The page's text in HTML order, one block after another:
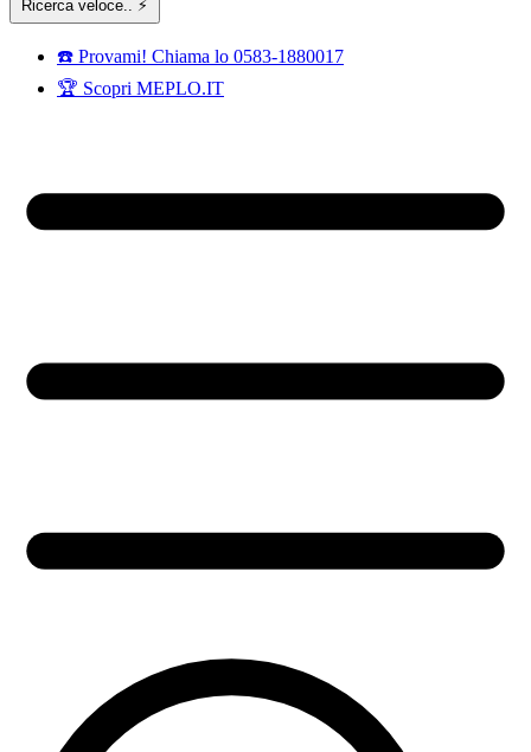
Ricerca veloce.. ⚡️
☎️ Provami! Chiama lo 0583-1880017
🏆 Scopri MEPLO.IT